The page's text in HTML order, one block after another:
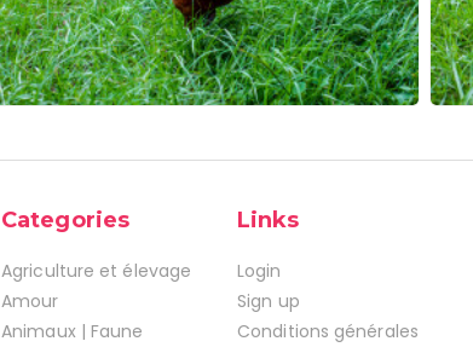
Categories
Agriculture et élevage
Amour
Animaux | Faune
Links
Login
Sign up
Conditions générales